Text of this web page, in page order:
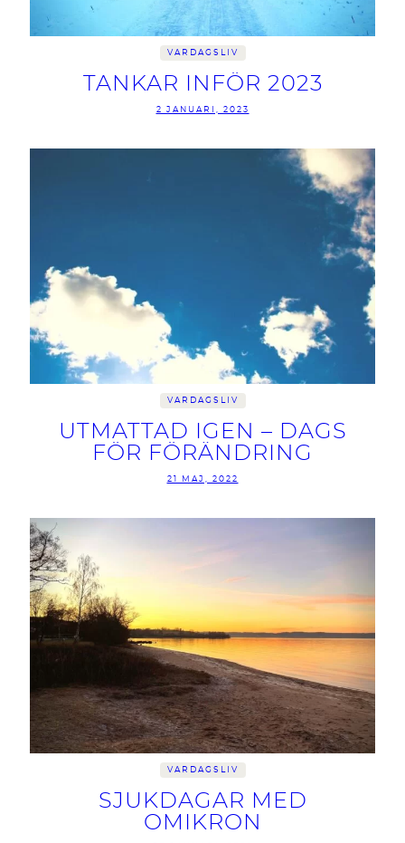
VARDAGSLIV
TANKAR INFÖR 2023
2 JANUARI, 2023
VARDAGSLIV
UTMATTAD IGEN – DAGS
FÖR FÖRÄNDRING
21 MAJ, 2022
VARDAGSLIV
SJUKDAGAR MED
OMIKRON